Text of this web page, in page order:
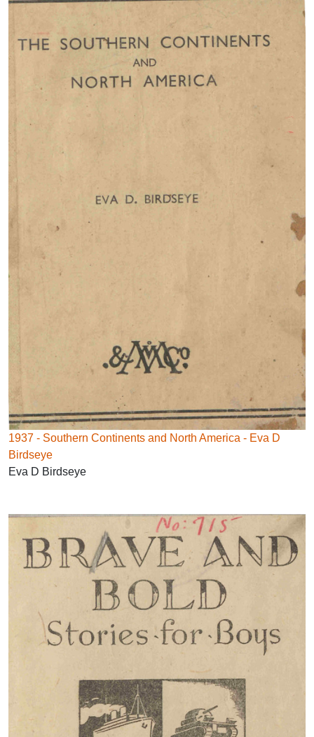
1937 - Southern Continents and North America - Eva D
Birdseye
Eva D Birdseye